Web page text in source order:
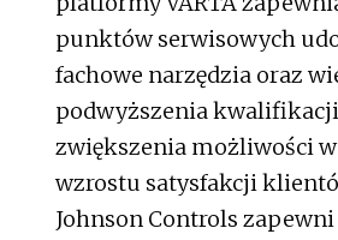
punktów serwisowych
fachowe narzędzia oraz
podwyższenia
zwiększenia możliwości
wzrostu satysfakcji
Johnson Controls